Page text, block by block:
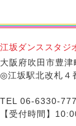
江坂ダンススタジ
大阪府吹田市豊
◎江坂駅北改札４
TEL 06-6330-
【受付時間】